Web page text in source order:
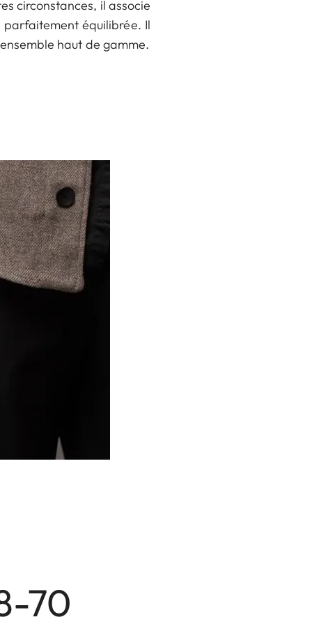
circonstances, il associe
parfaitement équilibrée. Il
haut de gamme.
70